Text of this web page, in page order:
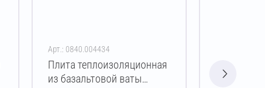
Арт.: 0840.004434
Плита теплоизоляционная
из базальтовой ваты
из